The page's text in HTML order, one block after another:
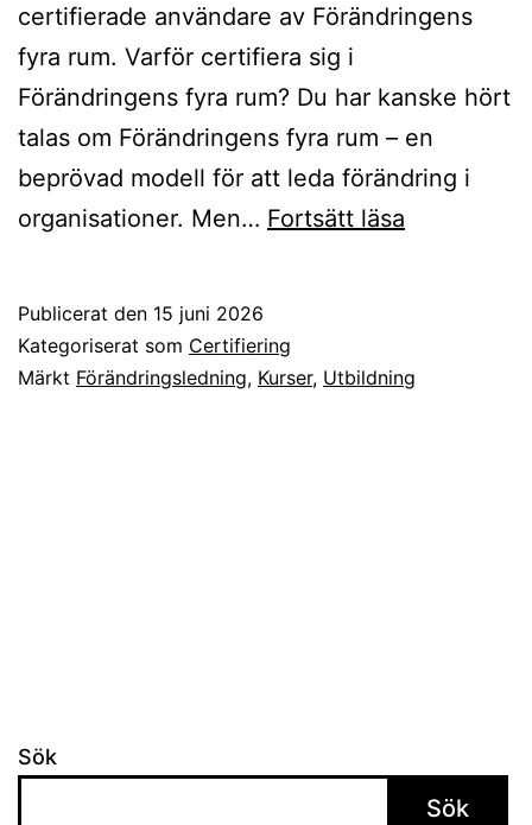
certifierade användare av Förändringens
fyra rum. Varför certifiera sig i
Förändringens fyra rum? Du har kanske hört
talas om Förändringens fyra rum – en
beprövad modell för att leda förändring i
organisationer. Men… Fortsätt läsa
rum
Publicerat den 15 juni 2026
Kategoriserat som Certifiering
Märkt Förändringsledning, Kurser, Utbildning
Sök
Sök